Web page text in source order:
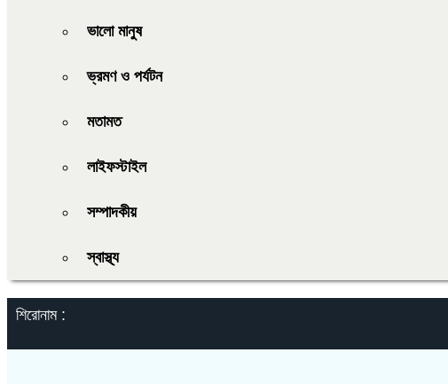
ভালো মানুষ
ভ্রমণ ও পর্যটন
মতামত
লাইফস্টাইল
সম্পাদকীয়
স্বাস্থ্য
শিরোনাম :